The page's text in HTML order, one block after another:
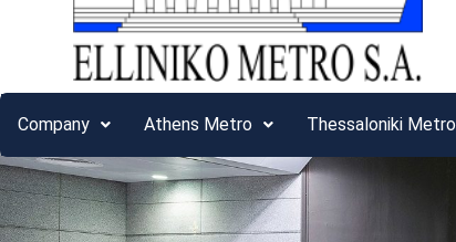
Company Athens Metro Thessaloniki Metro